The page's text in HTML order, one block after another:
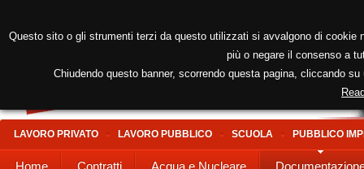
LAVORO PRIVATO LAVORO PUBBLICO SCUOLA PUBBLICO
Home Contratti Acqua e Nucleare
Questo sito o gli strumenti terzi da questo utilizzati si avvalgono di
più o negare il consenso a
Chiudendo questo banner, scorrendo questa pagina, cliccando